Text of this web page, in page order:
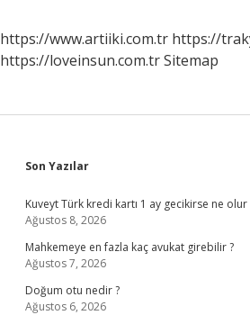
https://www.artiiki.com.tr https://
https://loveinsun.com.trSitemap
Sidebar
Son Yazılar
Kuveyt Türk kredi kartı 1 ay gecikirse ne olur
Ağustos 8, 2026
Mahkemeye en fazla kaç avukat girebilir ?
Ağustos 7, 2026
Doğum otu nedir ?
Ağustos 6, 2026